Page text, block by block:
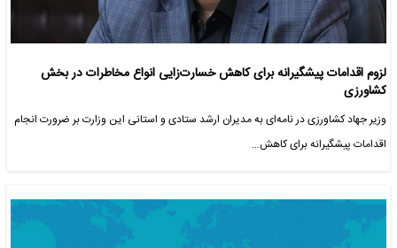
لزوم اقدامات پیشگیرانه برای کاهش خسارت‌زایی انواع مخاطرات در بخش
کشاورزی
وزیر جهاد کشاورزی در نامه‌ای به مدیران ارشد ستادی و استانی این وزارت بر ضرورت انجام
اقدامات پیشگیرانه برای کاهش…